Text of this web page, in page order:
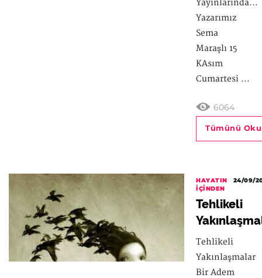
Yayınlarında...
Yazarımız
Sema
Maraşlı 15
KAsım
Cumartesi ...
6064
Tümünü Oku
HAYATIN
İÇINDEN
24/09/
Tehlikeli
Tehlikeli
Yakınlaşmalar
Bir Adem